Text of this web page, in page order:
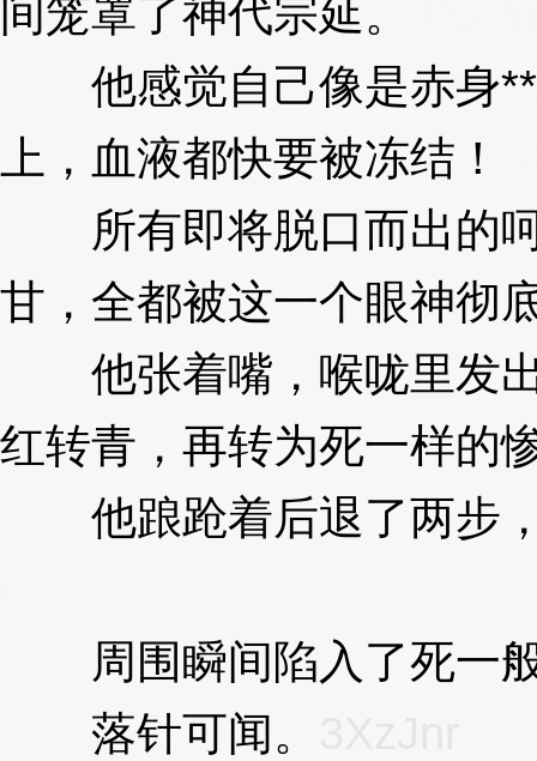
间笼罩了神代宗延。
他感觉自己像是赤身**
上，血液都快要被冻结！
所有即将脱口而出的呵
甘，全都被这一个眼神彻
他张着嘴，喉咙里发出
红转青，再转为死一样的
他踉跄着后退了两步，
周围瞬间陷入了死一
落针可闻。